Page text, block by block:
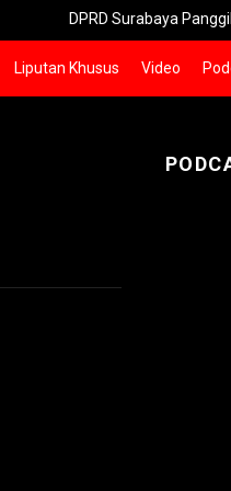
DPRD Surabaya Panggil
Liputan Khusus Video